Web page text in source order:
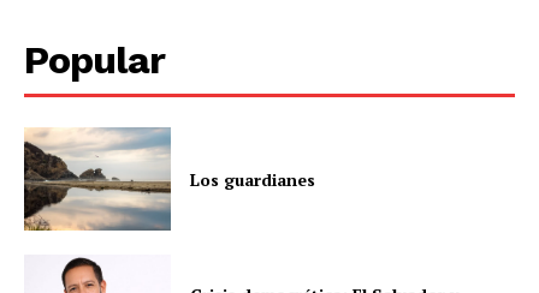
Popular
Los guardianes